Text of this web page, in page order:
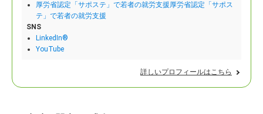
厚労省認定「サポステ」で若者の就労支援厚労省認定「サポス
テ」で若者の就労支援
SNS
LinkedIn®
YouTube
詳しいプロフィールはこちら